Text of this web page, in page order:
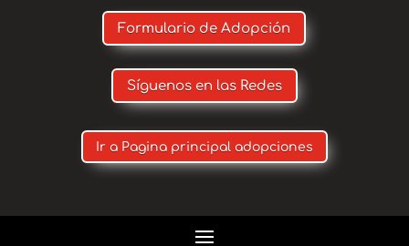
Formulario de Adopción
Síguenos en las Redes
Ir a Pagina principal adopciones